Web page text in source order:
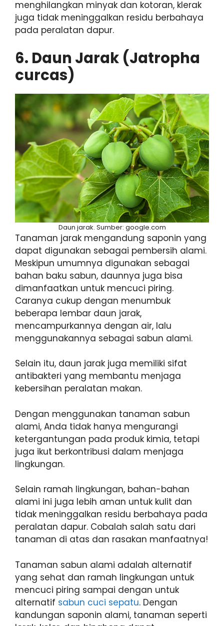
menghilangkan minyak dan kotoran, klerak
juga tidak meninggalkan residu berbahaya
pada peralatan dapur.
6. Daun Jarak (Jatropha
curcas)
Daun jarak. Sumber: google.com
Tanaman jarak mengandung saponin yang
dapat digunakan sebagai pembersih alami.
Meskipun umumnya digunakan sebagai
bahan baku sabun, daunnya juga bisa
dimanfaatkan untuk mencuci piring.
Caranya cukup dengan menumbuk
beberapa lembar daun jarak,
mencampurkannya dengan air, lalu
menggunakannya sebagai sabun alami.
Selain itu, daun jarak juga memiliki sifat
antibakteri yang membantu menjaga
kebersihan peralatan makan.
Dengan menggunakan tanaman sabun
alami, Anda tidak hanya mengurangi
ketergantungan pada produk kimia, tetapi
juga ikut berkontribusi dalam menjaga
lingkungan.
Selain ramah lingkungan, bahan-bahan
alami ini juga lebih aman untuk kulit dan
tidak meninggalkan residu berbahaya pada
peralatan dapur. Cobalah salah satu dari
tanaman di atas dan rasakan manfaatnya!
Tanaman sabun alami adalah alternatif
yang sehat dan ramah lingkungan untuk
mencuci piring sampai dengan untuk
alternatif sabun cuci sepatu. Dengan
kandungan saponin alami, tanaman seperti